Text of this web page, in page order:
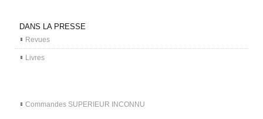
DANS LA PRESSE
Revues
Livres
Commandes SUPERIEUR INCONNU